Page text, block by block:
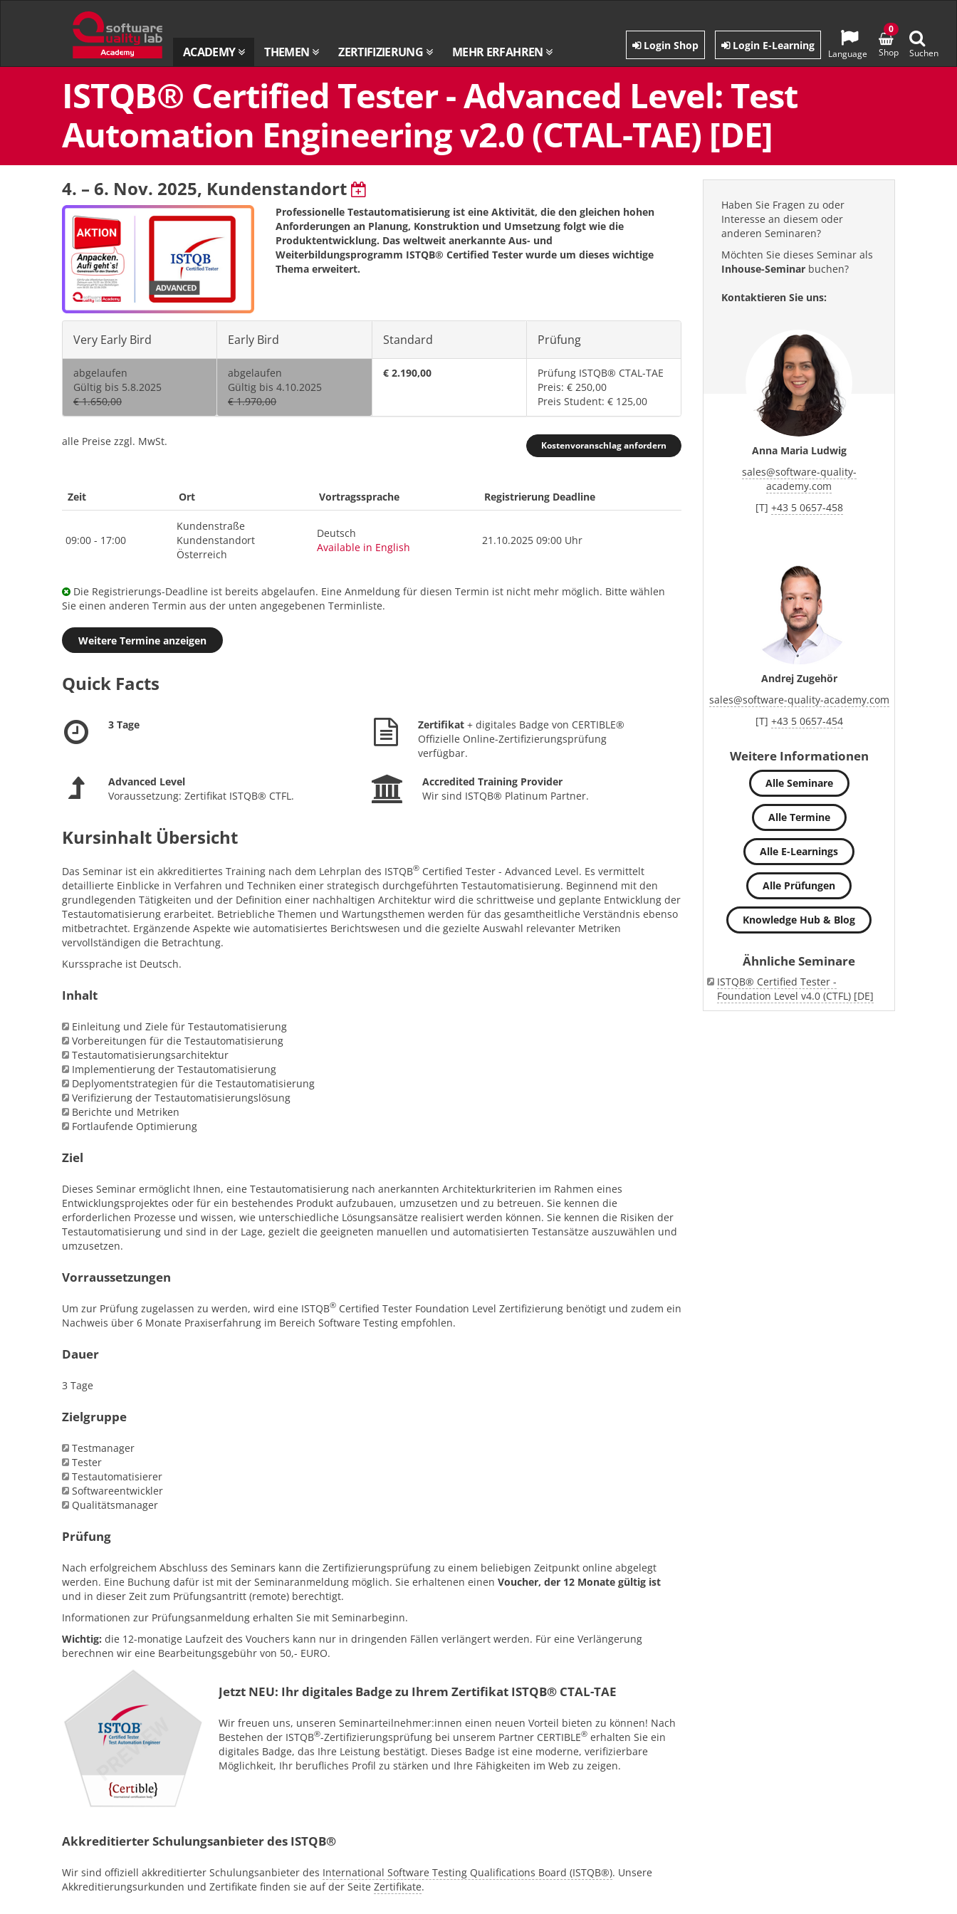
Zum
Zur
Startseite
ACADEMY THEMEN ZERTIFIZIERUNG MEHR ERFAHREN Language
Login Shop Login E-Learning
Shop
0
Suchen
ISTQB® Certified Tester - Advanced Level: Test
Automation Engineering v2.0 (CTAL-TAE) [DE]
4. – 6. Nov. 2025, Kundenstandort
Professionelle Testautomatisierung ist eine Aktivität, die den gleichen hohen
Anforderungen an Planung, Konstruktion und Umsetzung folgt wie die
Produktentwicklung. Das weltweit anerkannte Aus- und
Weiterbildungsprogramm ISTQB® Certified Tester wurde um dieses wichtige
Thema erweitert.
Very Early Bird
abgelaufen
Gültig bis 5.8.2025
€ 1.650,00
Early Bird
abgelaufen
Gültig bis 4.10.2025
€ 1.970,00
Standard
€ 2.190,00
Prüfung
Prüfung ISTQB® CTAL-TAE
Preis: € 250,00
Preis Student: € 125,00
Kostenvoranschlag anfordern
alle Preise zzgl. MwSt.
Zeit Ort Vortragssprache Registrierung Deadline
09:00 - 17:00
Kundenstraße
Kundenstandort
Österreich
Deutsch
Available in English
21.10.2025 09:00 Uhr
Die Registrierungs-Deadline ist bereits abgelaufen. Eine Anmeldung für diesen Termin ist nicht mehr möglich. Bitte wählen
Sie einen anderen Termin aus der unten angegebenen Terminliste.
Weitere Termine anzeigen
Quick Facts
3 Tage Zertifikat + digitales Badge von CERTIBLE®
Offizielle Online-Zertifizierungsprüfung
verfügbar.
Advanced Level
Voraussetzung: Zertifikat ISTQB® CTFL.
Accredited Training Provider
Wir sind ISTQB® Platinum Partner.
Kursinhalt Übersicht
Das Seminar ist ein akkreditiertes Training nach dem Lehrplan des ISTQB® Certified Tester - Advanced Level. Es vermittelt
detaillierte Einblicke in Verfahren und Techniken einer strategisch durchgeführten Testautomatisierung. Beginnend mit den
grundlegenden Tätigkeiten und der Definition einer nachhaltigen Architektur wird die schrittweise und geplante Entwicklung der
Testautomatisierung erarbeitet. Betriebliche Themen und Wartungsthemen werden für das gesamtheitliche Verständnis ebenso
mitbetrachtet. Ergänzende Aspekte wie automatisiertes Berichtswesen und die gezielte Auswahl relevanter Metriken
vervollständigen die Betrachtung.
Kurssprache ist Deutsch.
Inhalt
Einleitung und Ziele für Testautomatisierung
Vorbereitungen für die Testautomatisierung
Testautomatisierungsarchitektur
Implementierung der Testautomatisierung
Deplyomentstrategien für die Testautomatisierung
Verifizierung der Testautomatisierungslösung
Berichte und Metriken
Fortlaufende Optimierung
Ziel
Dieses Seminar ermöglicht Ihnen, eine Testautomatisierung nach anerkannten Architekturkriterien im Rahmen eines
Entwicklungsprojektes oder für ein bestehendes Produkt aufzubauen, umzusetzen und zu betreuen. Sie kennen die
erforderlichen Prozesse und wissen, wie unterschiedliche Lösungsansätze realisiert werden können. Sie kennen die Risiken der
Testautomatisierung und sind in der Lage, gezielt die geeigneten manuellen und automatisierten Testansätze auszuwählen und
umzusetzen.
Vorraussetzungen
Um zur Prüfung zugelassen zu werden, wird eine ISTQB® Certified Tester Foundation Level Zertifizierung benötigt und zudem ein
Nachweis über 6 Monate Praxiserfahrung im Bereich Software Testing empfohlen.
Dauer
3 Tage
Zielgruppe
Testmanager
Tester
Testautomatisierer
Softwareentwickler
Qualitätsmanager
Prüfung
Nach erfolgreichem Abschluss des Seminars kann die Zertifizierungsprüfung zu einem beliebigen Zeitpunkt online abgelegt
werden. Eine Buchung dafür ist mit der Seminaranmeldung möglich. Sie erhaltenen einen Voucher, der 12 Monate gültig ist
und in dieser Zeit zum Prüfungsantritt (remote) berechtigt.
Informationen zur Prüfungsanmeldung erhalten Sie mit Seminarbeginn.
Wichtig: die 12-monatige Laufzeit des Vouchers kann nur in dringenden Fällen verlängert werden. Für eine Verlängerung
berechnen wir eine Bearbeitungsgebühr von 50,- EURO.
Jetzt NEU: Ihr digitales Badge zu Ihrem Zertifikat ISTQB® CTAL-TAE
Wir freuen uns, unseren Seminarteilnehmer:innen einen neuen Vorteil bieten zu können! Nach
Bestehen der ISTQB®-Zertifizierungsprüfung bei unserem Partner CERTIBLE® erhalten Sie ein
digitales Badge, das Ihre Leistung bestätigt. Dieses Badge ist eine moderne, verifizierbare
Möglichkeit, Ihr berufliches Profil zu stärken und Ihre Fähigkeiten im Web zu zeigen.
Akkreditierter Schulungsanbieter des ISTQB®
Wir sind offiziell akkreditierter Schulungsanbieter des International Software Testing Qualifications Board (ISTQB®). Unsere
Akkreditierungsurkunden und Zertifikate finden sie auf der Seite Zertifikate.
Haben Sie Fragen zu oder
Interesse an diesem oder
anderen Seminaren?
Möchten Sie dieses Seminar als
Inhouse-Seminar buchen?
Kontaktieren Sie uns:
Anna Maria Ludwig
sales@software-quality-
academy.com
[T] +43 5 0657-458
Andrej Zugehör
sales@software-quality-academy.com
[T] +43 5 0657-454
Weitere Informationen
Alle Seminare
Alle Termine
Alle E-Learnings
Alle Prüfungen
Knowledge Hub & Blog
Ähnliche Seminare
ISTQB® Certified Tester -
Foundation Level v4.0 (CTFL) [DE]